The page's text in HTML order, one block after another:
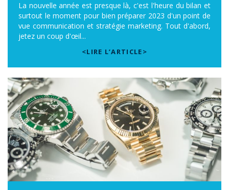
La nouvelle année est presque là, c'est l'heure du bilan et
surtout le moment pour bien préparer 2023 d'un point de
vue communication et stratégie marketing. Tout d'abord,
jetez un coup d'œil...
<LIRE L’ARTICLE>